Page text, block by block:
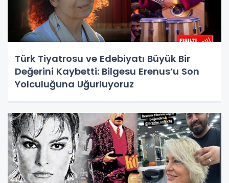
Türk Tiyatrosu ve Edebiyatı Büyük Bir
Değerini Kaybetti: Bilgesu Erenus’u Son
Yolculuğuna Uğurluyoruz